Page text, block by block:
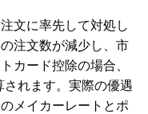
文に率先して対処し
注文数が減少し、市
カード控除の場合、
れます。実際の優遇
メイカーレートとポ